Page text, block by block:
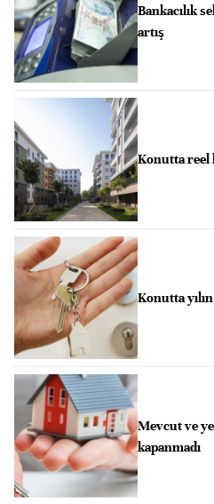
Bankacılık
artış
Konutta reel
Konutta
Mevcut ve
kapanmadı